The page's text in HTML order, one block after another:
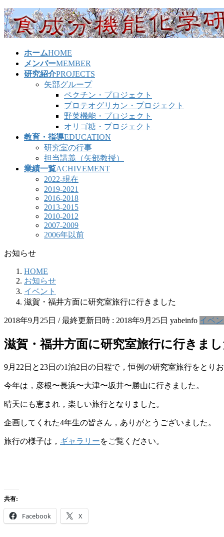
コ
ン
テ
ナ
ビ
ゲ
ホームHOME
メンバーMEMBER
研究紹介PROJECTS
矢部グループ
ペクチン・プロジェクト
プロテオグリカン・プロジェクト
野菜機能・プロジェクト
オリゴ糖・プロジェクト
教育・指導EDUCATION
研究室の行事
担当講義（矢部教授）
業績一覧ACHIVEMENT
2022-現在
2019-2021
2016-2018
2013-2015
2010-2012
2007-2009
2006年以前
お知らせ
HOME
お知らせ
イベント
滋賀・福井方面に研究室旅行に行きました
2018年9月25日 / 最終更新日時 : 2018年9月25日 yabeinfo イベン
滋賀・福井方面に研究室旅行に行きまし
9月22日と23日の1泊2日の日程で，恒例の研究室旅行をとりお
今年は，彦根〜長浜〜大津〜坂井〜勝山に行きました。
晴天にも恵まれ，楽しい旅行となりました。
企画してくれた4年生の皆さん，ありがとうございました。
旅行の様子は， ギャラリーをご覧ください。
共有:
Facebook X